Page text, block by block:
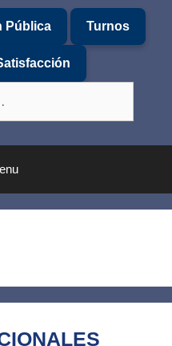
Pública Turnos